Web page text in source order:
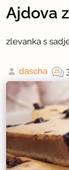
Ajdova
zlevanka s
dascha